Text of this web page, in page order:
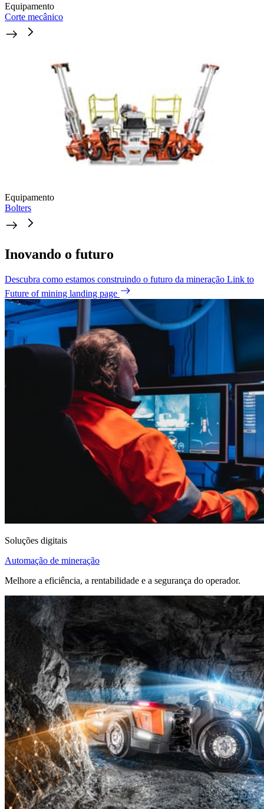
Equipamento
Corte mecânico
Equipamento
Bolters
Inovando o futuro
Descubra como estamos construindo o futuro da mineração Link to
Future of mining landing page
Soluções digitais
Automação de mineração
Melhore a eficiência, a rentabilidade e a segurança do operador.